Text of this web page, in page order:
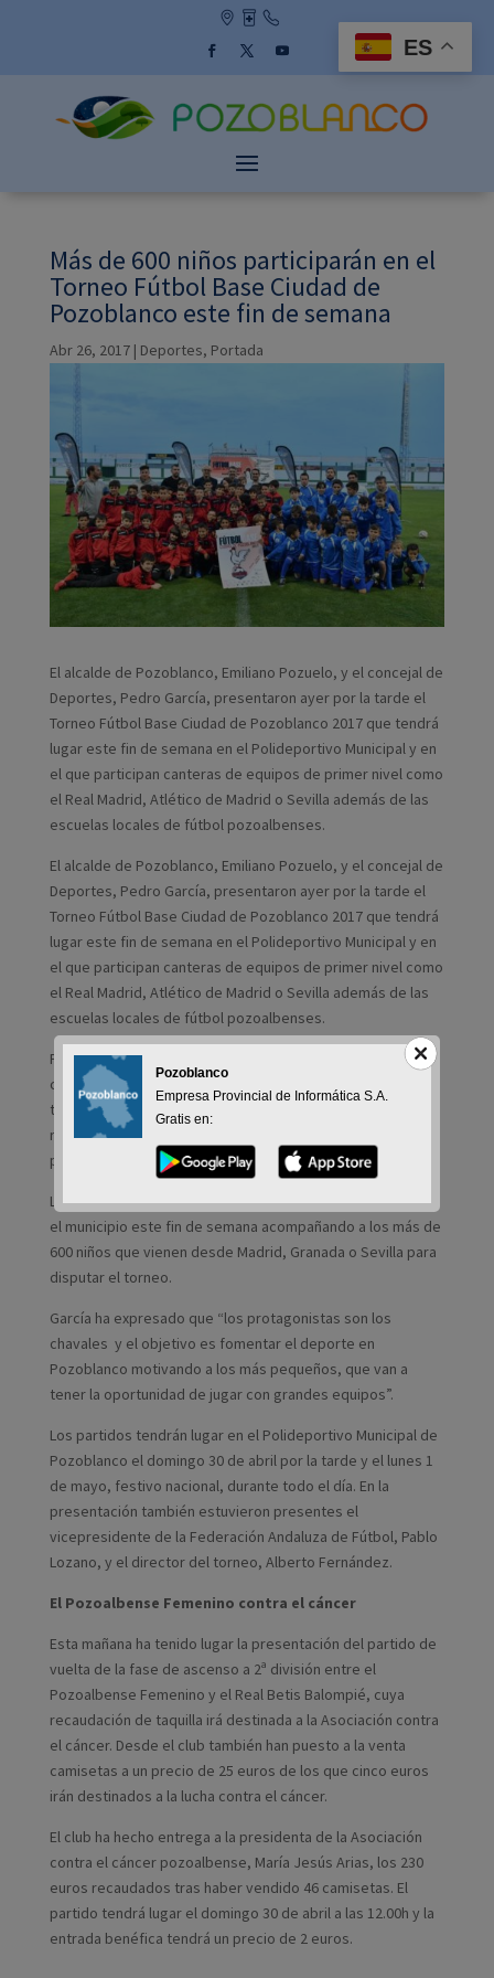
Más de 600 niños participarán en el
Torneo Fútbol Base Ciudad de
Pozoblanco este fin de semana
Abr 26, 2017| Deportes, Portada
El alcalde de Pozoblanco, Emiliano Pozuelo, y el concejal de
Deportes, Pedro García, presentaron ayer por la tarde el
Torneo Fútbol Base Ciudad de Pozoblanco 2017 que tendrá
lugar este fin de semana en el Polideportivo Municipal y en
el que participan canteras de equipos de primer nivel como
el Real Madrid, Atlético de Madrid o Sevilla además de las
escuelas locales de fútbol pozoalbenses.
El alcalde de Pozoblanco, Emiliano Pozuelo, y el concejal de
Deportes, Pedro García, presentaron ayer por la tarde el
Torneo Fútbol Base Ciudad de Pozoblanco 2017 que tendrá
lugar este fin de semana en el Polideportivo Municipal y en
el que participan canteras de equipos de primer nivel como
el Real Madrid, Atlético de Madrid o Sevilla además de las
escuelas locales de fútbol pozoalbenses.
Pozuelo ha expresado que “el torneo está ya muy
consolidado y repercutirá positivamente en el municipio
tanto económica como socialmente, además de la
repercusión mediática que supondrá la emisión de algunos
partidos a través de Real Madrid Televisión”.
La organización prevé que unas 5.000 personas pasen por
el municipio este fin de semana acompañando a los más de
600 niños que vienen desde Madrid, Granada o Sevilla para
disputar el torneo.
García ha expresado que “los protagonistas son los
chavales y el objetivo es fomentar el deporte en
Pozoblanco motivando a los más pequeños, que van a
tener la oportunidad de jugar con grandes equipos”.
Los partidos tendrán lugar en el Polideportivo Municipal de
Pozoblanco el domingo 30 de abril por la tarde y el lunes 1
de mayo, festivo nacional, durante todo el día. En la
presentación también estuvieron presentes el
vicepresidente de la Federación Andaluza de Fútbol, Pablo
Lozano, y el director del torneo, Alberto Fernández.
El Pozoalbense Femenino contra el cáncer
Esta mañana ha tenido lugar la presentación del partido de
vuelta de la fase de ascenso a 2ª división entre el
Pozoalbense Femenino y el Real Betis Balompié, cuya
recaudación de taquilla irá destinada a la Asociación contra
el cáncer. Desde el club también han puesto a la venta
camisetas a un precio de 25 euros de los que cinco euros
irán destinados a la lucha contra el cáncer.
El club ha hecho entrega a la presidenta de la Asociación
contra el cáncer pozoalbense, María Jesús Arias, los 230
euros recaudados tras haber vendido 46 camisetas. El
partido tendrá lugar el domingo 30 de abril a las 12.00h y la
entrada benéfica tendrá un precio de 2 euros.
ES
Pozoblanco
Empresa Provincial de Informática S.A.
Gratis en: